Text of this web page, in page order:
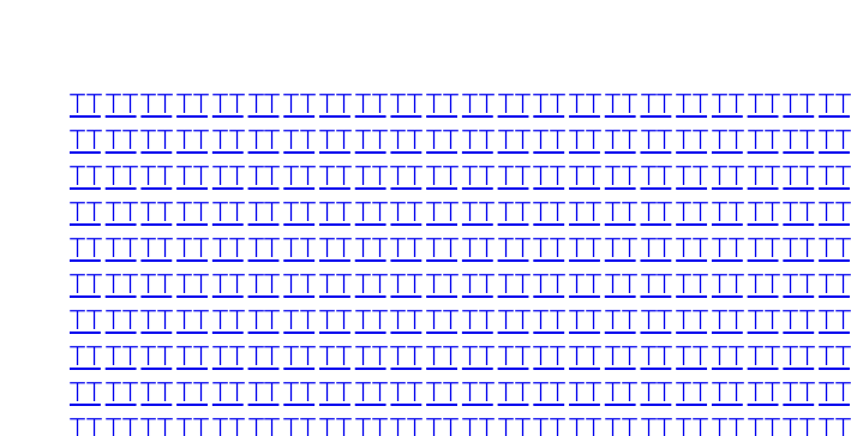
TTTTTTTTTTTTTTTTTTTTTTTTTTTTTTTTTTTTTTTTTTTT
TTTTTTTTTTTTTTTTTTTTTTTTTTTTTTTTTTTTTTTTTTTT
TTTTTTTTTTTTTTTTTTTTTTTTTTTTTTTTTTTTTTTTTTTT
TTTTTTTTTTTTTTTTTTTTTTTTTTTTTTTTTTTTTTTTTTTT
TTTTTTTTTTTTTTTTTTTTTTTTTTTTTTTTTTTTTTTTTTTT
TTTTTTTTTTTTTTTTTTTTTTTTTTTTTTTTTTTTTTTTTTTT
TTTTTTTTTTTTTTTTTTTTTTTTTTTTTTTTTTTTTTTTTTTT
TTTTTTTTTTTTTTTTTTTTTTTTTTTTTTTTTTTTTTTTTTTT
TTTTTTTTTTTTTTTTTTTTTTTTTTTTTTTTTTTTTTTTTTTT
TTTTTTTTTTTTTTTTTTTTTTTTTTTTTTTTTTTTTTTTTTTT